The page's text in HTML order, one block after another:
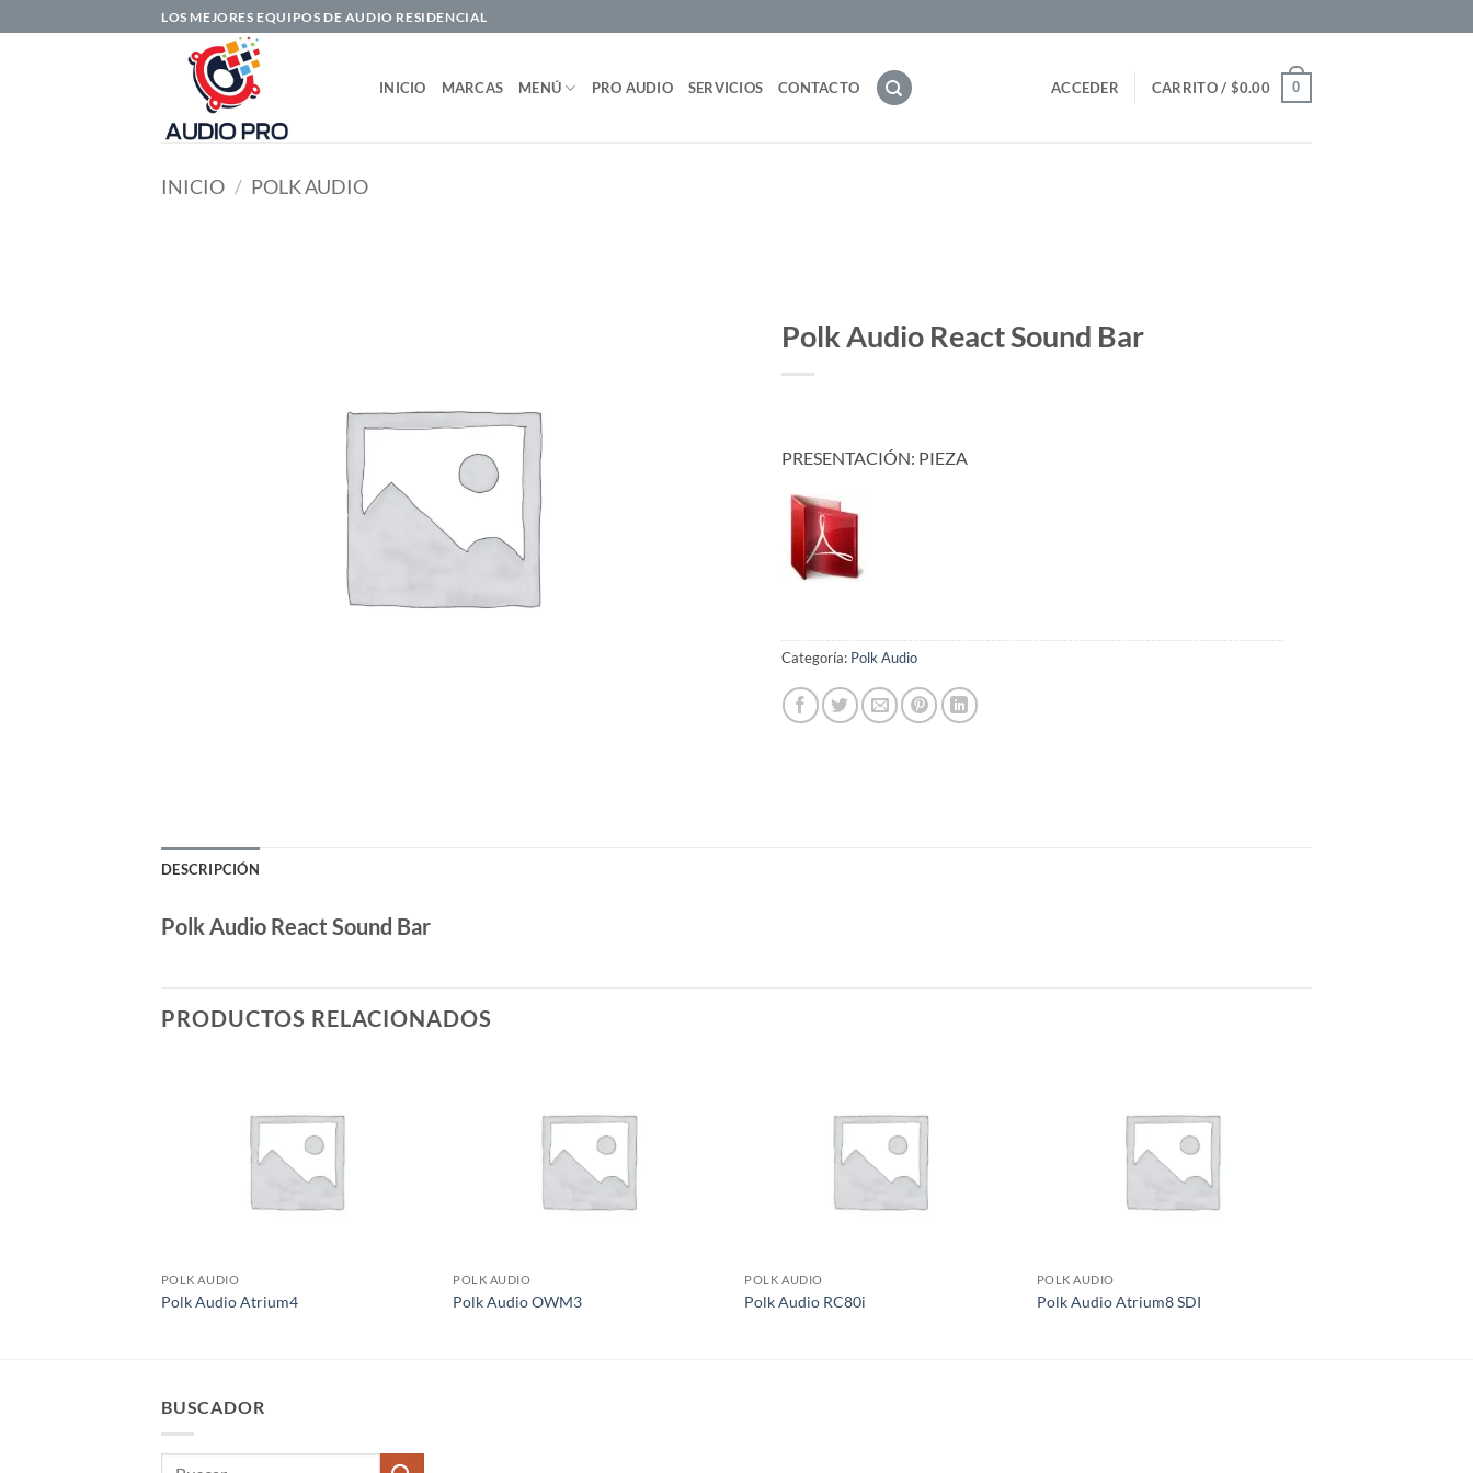
al
LOS MEJORES EQUIPOS DE AUDIO RESIDENCIAL
INICIO MARCAS MENÚ PRO AUDIO SERVICIOS CONTACTO ACCEDER CARRITO / $0.00 0
INICIO / POLK AUDIO
Polk Audio React Sound Bar
PRESENTACIÓN: PIEZA
Categoría: Polk Audio
DESCRIPCIÓN
Polk Audio React Sound Bar
PRODUCTOS RELACIONADOS
POLK AUDIO
Polk Audio Atrium4
POLK AUDIO
Polk Audio OWM3
POLK AUDIO
Polk Audio RC80i
POLK AUDIO
Polk Audio Atrium8 SDI
BUSCADOR
Buscar